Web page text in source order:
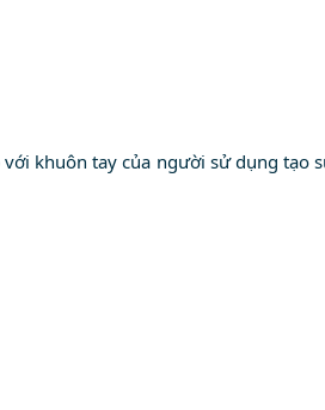
khuôn tay của người sử dụng tạo